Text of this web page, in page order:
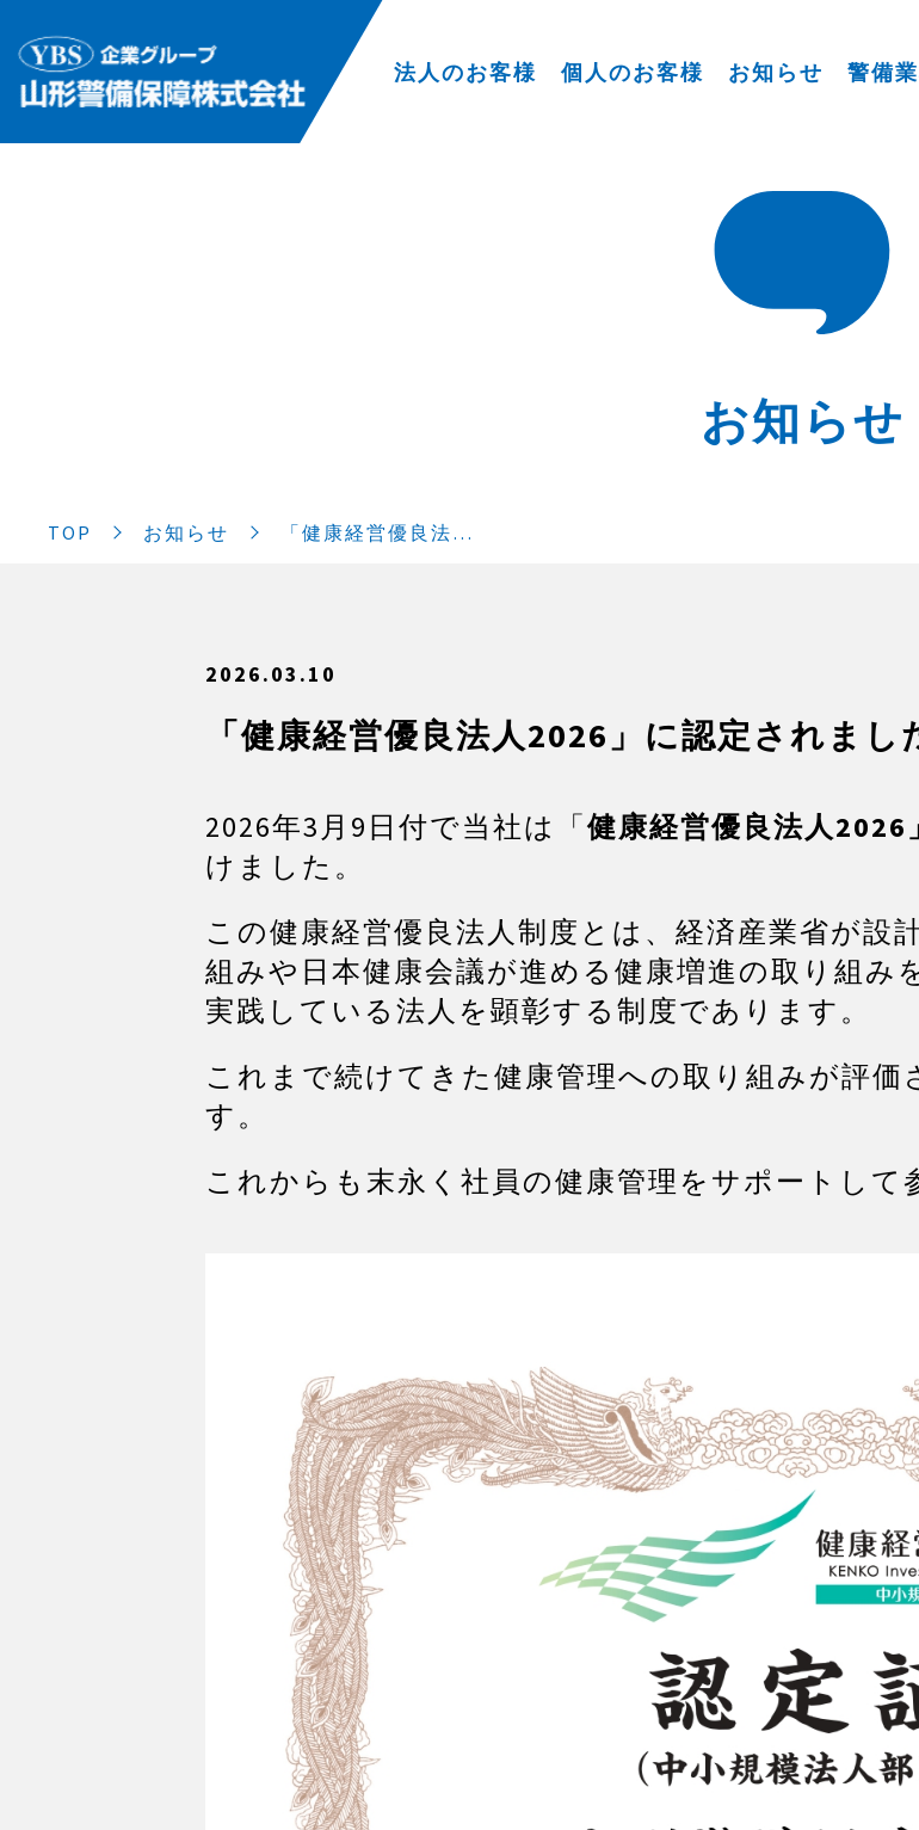
法人のお客様 個人のお客様 お知らせ 警備
お知らせ
TOP お知らせ 「健康経営優良法…
2026.03.10
「健康経営優良法人2026」に認定されまし
2026年3月9日付で当社は「健康経営優良法人2026」
けました。
この健康経営優良法人制度とは、経済産業省が設
組みや日本健康会議が進める健康増進の取り組み
実践している法人を顕彰する制度であります。
これまで続けてきた健康管理への取り組みが評価
す。
これからも末永く社員の健康管理をサポートして